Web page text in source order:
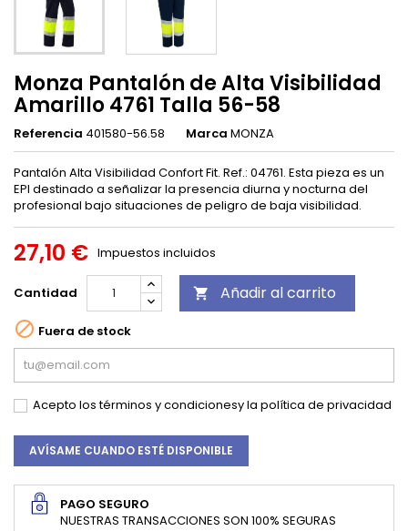
Monza Pantalón de Alta Visibilidad
Amarillo 4761 Talla 56-58
Referencia 401580-56.58 Marca MONZA
Pantalón Alta Visibilidad Confort Fit. Ref.: 04761. Esta pieza es un
EPI destinado a señalizar la presencia diurna y nocturna del
profesional bajo situaciones de peligro de baja visibilidad.
27,10 € Impuestos incluidos
Cantidad  Añadir al carrito
 Fuera de stock
Acepto lostérminos y condicionesy la política de privacidad
AVÍSAME CUANDO ESTÉ DISPONIBLE
PAGO SEGURO
NUESTRAS TRANSACCIONES SON 100% SEGURAS